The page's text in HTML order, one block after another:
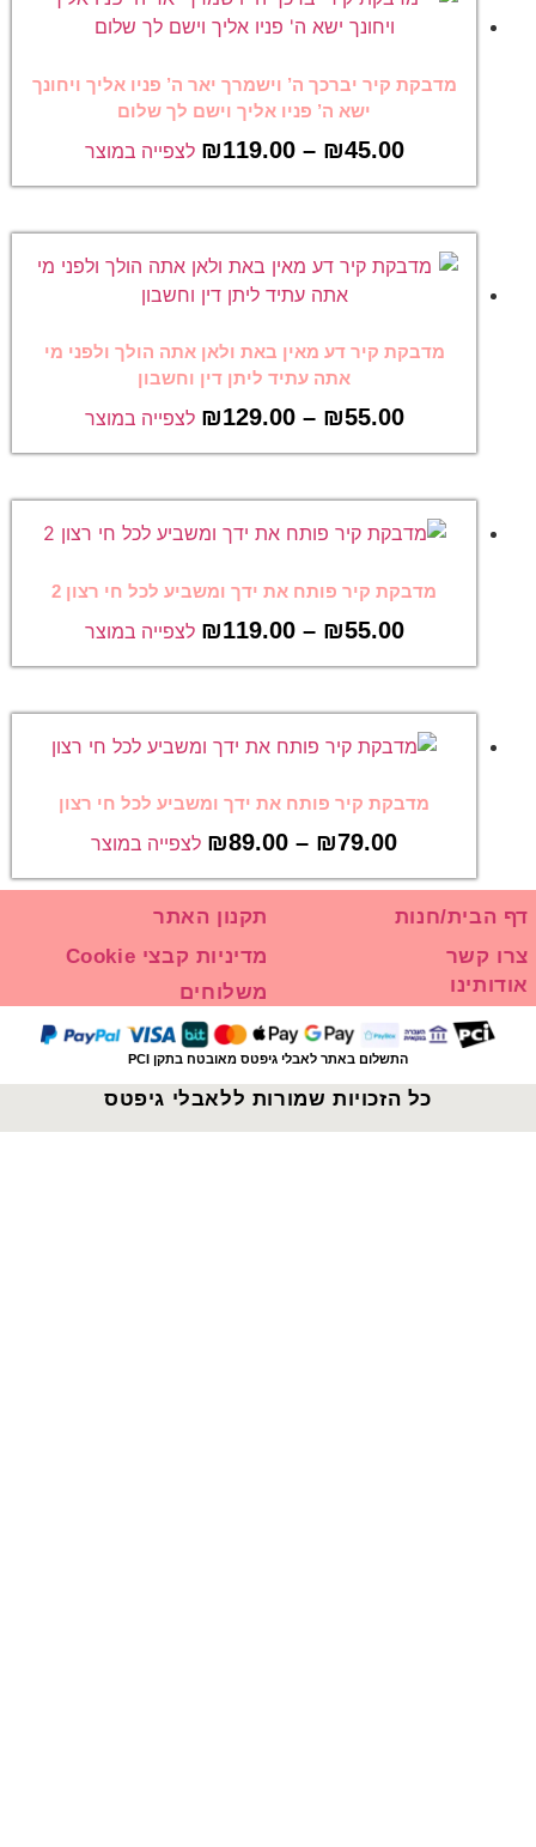
מדבקת קיר יברכך ה’ וישמרך יאר ה’ פניו אליך ויחונך
ישא ה’ פניו אליך וישם לך שלום
₪45.00
–
₪119.00 לצפייה במוצר
מדבקת קיר דע מאין באת ולאן אתה הולך ולפני מי
אתה עתיד ליתן דין וחשבון
₪55.00
–
₪129.00 לצפייה במוצר
מדבקת קיר פותח את ידך ומשביע לכל חי רצון 2
₪55.00
–
₪119.00 לצפייה במוצר
מדבקת קיר פותח את ידך ומשביע לכל חי רצון
₪79.00
–
₪89.00 לצפייה במוצר
דף הבית/חנות
צרו קשר
תקנון האתר
מדיניות קבצי Cookie
אודותינו
משלוחים
התשלום באתר לאבלי גיפטס מאובטח בתקן PCI
כל הזכויות שמורות ללאבלי גיפטס